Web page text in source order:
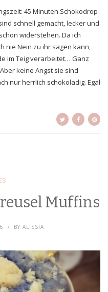
45 Minuten Schokodrop-
schnell gemacht, lecker und
widerstehen. Da ich
nie Nein zu ihr sagen kann,
im Teig verarbeitet… Ganz
keine Angst sie sind
nur herrlich schokoladig. Egal
Muffins
BY ALISSIA